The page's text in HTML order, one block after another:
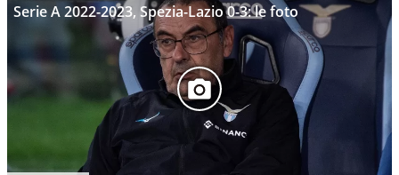
Serie A 2022-2023, Spezia-Lazio 0-3: le foto